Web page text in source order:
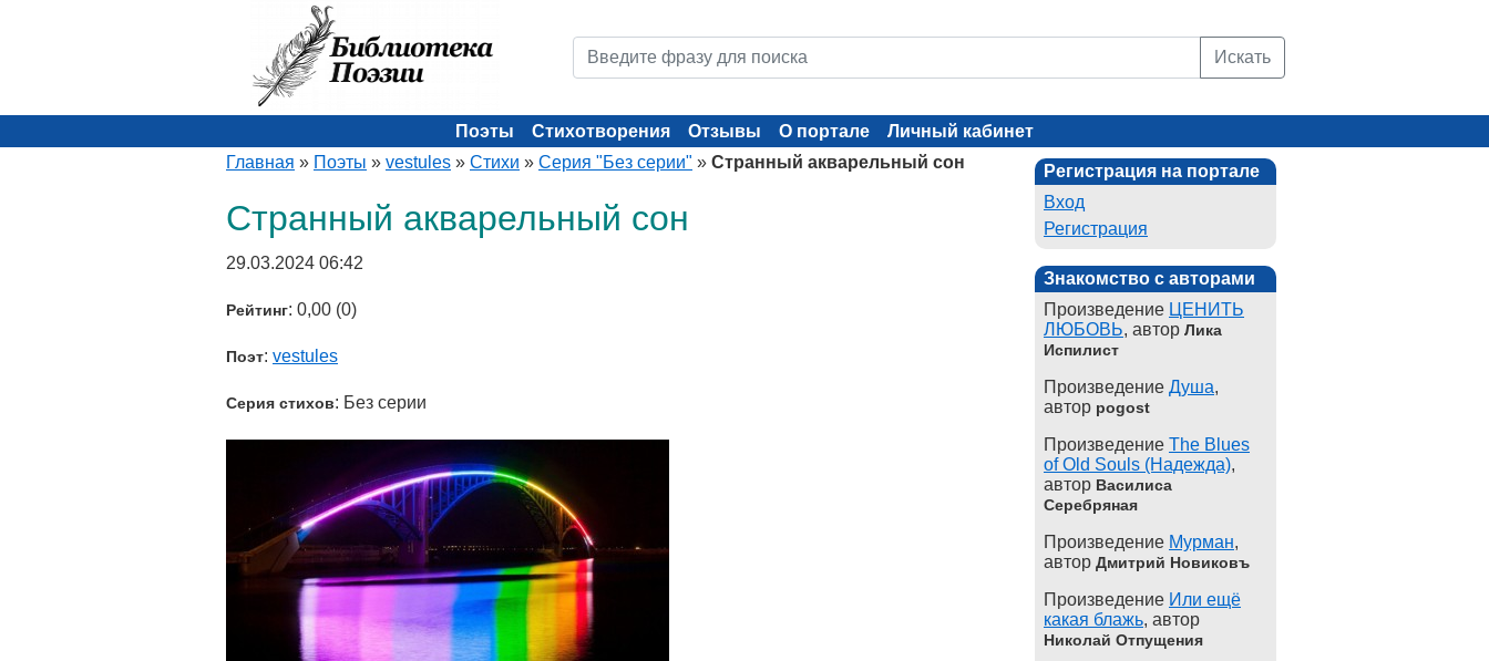
Искать
Поэты Стихотворения Отзывы О портале
Личный кабинет
Главная » Поэты » vestules » Стихи » Серия "Без серии" » Странный акварельный сон
Странный акварельный сон
29.03.2024 06:42
Рейтинг: 0,00 (0)
Поэт: vestules
Серия стихов: Без серии
Регистрация на портале
Вход
Регистрация
Знакомство с авторами
Произведение ЦЕНИТЬ
ЛЮБОВЬ, автор Лика
Испилист
Произведение Душа,
автор pogost
Произведение The Blues
of Old Souls (Надежда),
автор Василиса
Серебряная
Произведение Мурман,
автор Дмитрий Новиковъ
Произведение Или ещё
какая блажь, автор
Николай Отпущения